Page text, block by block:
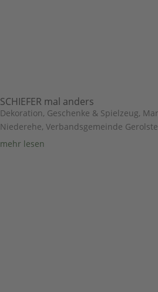
SCHIEFER mal anders
Dekoration, Geschenke & Spielzeug,
Niederehe, Verbandsgemeinde
mehr lesen